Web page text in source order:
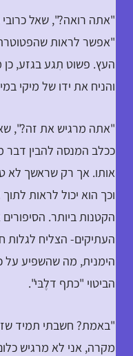
"אתה רואה?", שאל כרובי
"אפשר לראות
העץ. פשוט תִגע בגזע,
והניח את ידו של מיקי
"אתה מרגיש את זה?",
ככלב המנסה להבין דבר
אותו. אך רק שראשך לא
וכך הוא יכול לראות
הקטנות ביותר.
העתיקים- הצליח לגלות
הימנית, מה שהשפיע על
הביטוי "כתף דלֶבּי".
"באמת? חשבתי תמיד
מקרה, אני לא מרגיש